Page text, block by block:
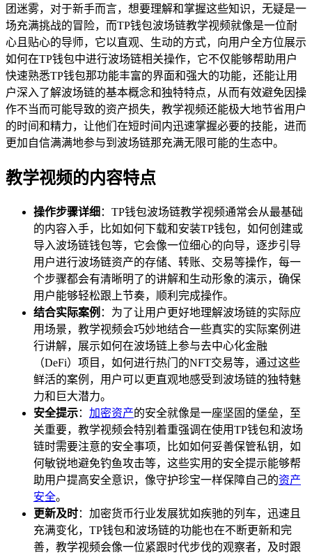
团迷雾，对于新手而言，想要理解和掌握这些知识，无疑是一
场充满挑战的冒险，而TP钱包波场链教学视频就像是一位耐
心且贴心的导师，它以直观、生动的方式，向用户全方位展示
如何在TP钱包中进行波场链相关操作，它不仅能够帮助用户
快速熟悉TP钱包那功能丰富的界面和强大的功能，还能让用
户深入了解波场链的基本概念和独特特点，从而有效避免因操
作不当而可能导致的资产损失，教学视频还能极大地节省用户
的时间和精力，让他们在短时间内迅速掌握必要的技能，进而
更加自信满满地参与到波场链那充满无限可能的生态中。
教学视频的内容特点
操作步骤详细 ：TP钱包波场链教学视频通常会从最基础
的内容入手，比如如何下载和安装TP钱包，如何创建或
导入波场链钱包等，它会像一位细心的向导，逐步引导
用户进行波场链资产的存储、转账、交易等操作，每一
个步骤都会有清晰明了的讲解和生动形象的演示，确保
用户能够轻松跟上节奏，顺利完成操作。
结合实际案例 ：为了让用户更好地理解波场链的实际应
用场景，教学视频会巧妙地结合一些真实的实际案例进
行讲解，展示如何在波场链上参与去中心化金融
（DeFi）项目，如何进行热门的NFT交易等，通过这些
鲜活的案例，用户可以更直观地感受到波场链的独特魅
力和巨大潜力。
安全提示： 加密资产的安全就像是一座坚固的堡垒，至
关重要，教学视频会特别着重强调在使用TP钱包和波场
链时需要注意的安全事项，比如如何妥善保管私钥，如
何敏锐地避免钓鱼攻击等，这些实用的安全提示能够帮
助用户提高安全意识，像守护珍宝一样保障自己的资产
安全。
更新及时：加密货币行业发展犹如疾驰的列车，迅速且
充满变化，TP钱包和波场链的功能也在不断更新和完
善，教学视频会像一位紧跟时代步伐的观察者，及时跟